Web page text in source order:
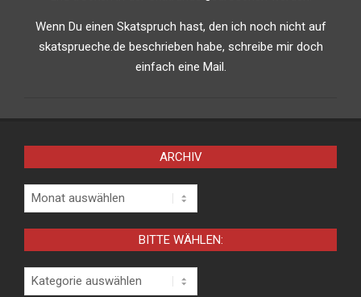
Wenn Du einen Skatspruch hast, den ich noch nicht auf
skatsprueche.de beschrieben habe, schreibe mir doch
einfach eine Mail.
ARCHIV
Archiv
BITTE WÄHLEN:
Bitte
wählen: